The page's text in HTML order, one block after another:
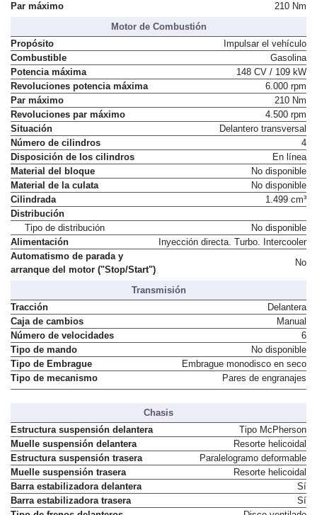
Par máximo
210 Nm
Motor de Combustión
Propósito
Impulsar el vehículo
Combustible
Gasolina
Potencia máxima
148 CV / 109 kW
Revoluciones potencia máxima
6.000 rpm
Par máximo
210 Nm
Revoluciones par máximo
4.500 rpm
Situación
Delantero transversal
Número de cilindros
4
Disposición de los cilindros
En línea
Material del bloque
No disponible
Material de la culata
No disponible
Cilindrada
1.499 cm³
Distribución
Tipo de distribución
No disponible
Alimentación
Inyección directa. Turbo. Intercooler
Automatismo de parada y
arranque del motor ("Stop/Start")
No
Transmisión
Tracción
Delantera
Caja de cambios
Manual
Número de velocidades
6
Tipo de mando
No disponible
Tipo de Embrague
Embrague monodisco en seco
Tipo de mecanismo
Pares de engranajes
Chasis
Estructura suspensión delantera
Tipo McPherson
Muelle suspensión delantera
Resorte helicoidal
Estructura suspensión trasera
Paralelogramo deformable
Muelle suspensión trasera
Resorte helicoidal
Barra estabilizadora delantera
Sí
Barra estabilizadora trasera
Sí